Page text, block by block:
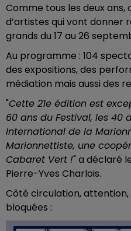
Comme tous les deux
d’artistes qui vont donner
grands du 17 au 26
Au programme : 104
des expositions, des
médiation mais aussi des
"Cette 21e édition est
60 ans du Festival, les 40
International de la
Marionnettiste, une
Cabaret Vert !" a déclaré
Pierre-Yves Charlois.
Côté circulation, attention,
bloquées :